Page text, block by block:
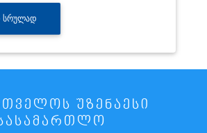
ᲡᲠᲣᲚᲐᲓ
ᲣᲖᲔᲜᲐᲔᲡᲘ